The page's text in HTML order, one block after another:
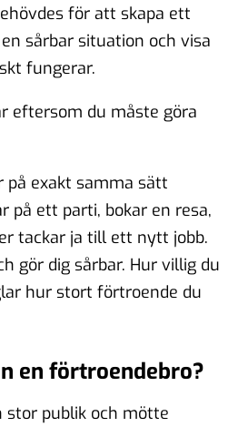
för att skapa ett
sårbar situation och visa
fungerar.
eftersom du måste göra
på exakt samma sätt
på ett parti, bokar en resa,
tackar ja till ett nytt jobb.
gör dig sårbar. Hur villig du
hur stort förtroende du
en förtroendebro?
stor publik och mötte